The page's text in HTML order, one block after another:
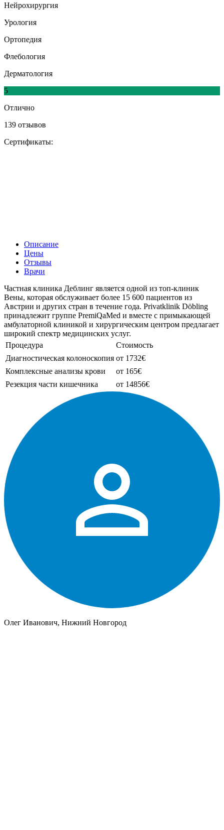
Нейрохирургия
Урология
Ортопедия
Флебология
Дерматология
5
Отлично
139 отзывов
Сертификаты:
Описание
Цены
Отзывы
Врачи
Частная клиника Деблинг является одной из топ-клиник
Вены, которая обслуживает более 15 600 пациентов из
Австрии и других стран в течение года. Privatklinik Döbling
принадлежит группе PremiQaMed и вместе с примыкающей
амбулаторной клиникой и хирургическим центром предлагает
широкий спектр медицинских услуг.
Процедура
Стоимость
Диагностическая колоноскопия от 1732€
Комплексные анализы крови
от 165€
Резекция части кишечника
от 14856€
Олег Иванович, Нижний Новгород